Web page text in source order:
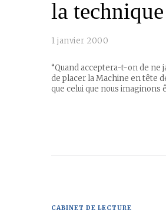
la
1 janvier 2000
“Quand acceptera-t-on de ne
de placer la Machine en tête
que celui que nous imaginons
CABINET DE LECTURE